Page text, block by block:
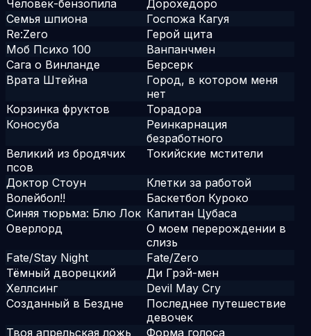
Человек-бензопила
Дорохедоро
Семья шпиона
Госпожа Кагуя
Re:Zero
Герой щита
Моб Психо 100
Ванпанчмен
Сага о Винланде
Берсерк
Врата Штейна
Город, в котором меня
нет
Корзинка фруктов
Торадора
Коносуба
Реинкарнация
безработного
Великий из бродячих
псов
Токийские мстители
Доктор Стоун
Клетки за работой
Волейбол!!
Баскетбол Куроко
Синяя тюрьма: Блю Лок Капитан Цубаса
Оверлорд
О моем перерождении в
слизь
Fate/Stay Night
Fate/Zero
Тёмный дворецкий
Ди Грэй-мен
Хеллсинг
Devil May Cry
Созданный в Бездне
Последнее путешествие
девочек
Твоя апрельская ложь
Форма голоса